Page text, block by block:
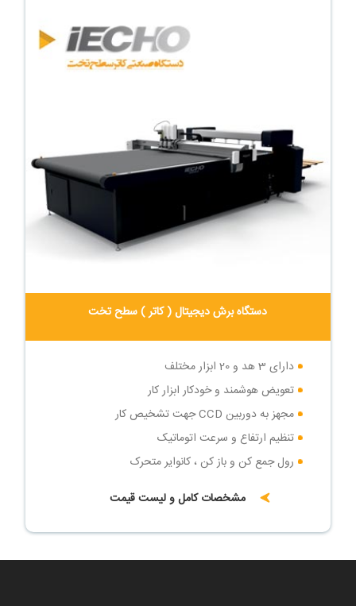
دستگاه برش دیجیتال ( کاتر ) سطح تخت
دارای 3 هد و 20 ابزار مختلف
تعویض هوشمند و خودکار ابزار کار
مجهز به دوربین CCD جهت تشخیص کار
تنظیم ارتفاع و سرعت اتوماتیک
رول جمع کن و باز کن ، کانوایر متحرک
مشخصات کامل و لیست قیمت